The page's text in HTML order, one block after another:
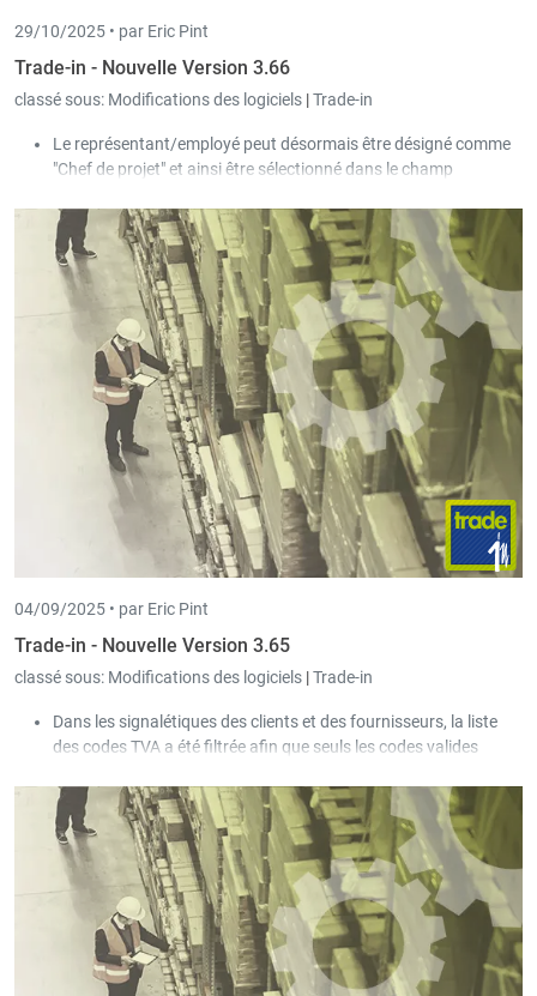
29/10/2025 • par Eric Pint
Trade-in - Nouvelle Version 3.66
classé sous: Modifications des logiciels |Trade-in
Le représentant/employé peut désormais être désigné comme
"Chef de projet" et ainsi être sélectionné dans le champ
Dans la signalétique maître des articles, un nouveau champ
"Priorité" a été ajouté au niveau de la grille des codes-barres.
Une nouvelle grille a aussi été ajoutée afin de définir quels
fournisseurs sont associés aux code-barres. Dans les
impressions d’étiquettes, il est possible de filtrer sur ces
nouveaux champs.
04/09/2025 • par Eric Pint
Trade-in - Nouvelle Version 3.65
classé sous: Modifications des logiciels |Trade-in
Dans les signalétiques des clients et des fournisseurs, la liste
des codes TVA a été filtrée afin que seuls les codes valides
L’envoi Peppol prend désormais également en charge les
factures avec escompte selon le système belge.
Dans l’écran de saisie des documents clients et fournisseurs, la
liste des codes TVA a été filtrée afin que seuls les codes valides
soient sélectionnables.